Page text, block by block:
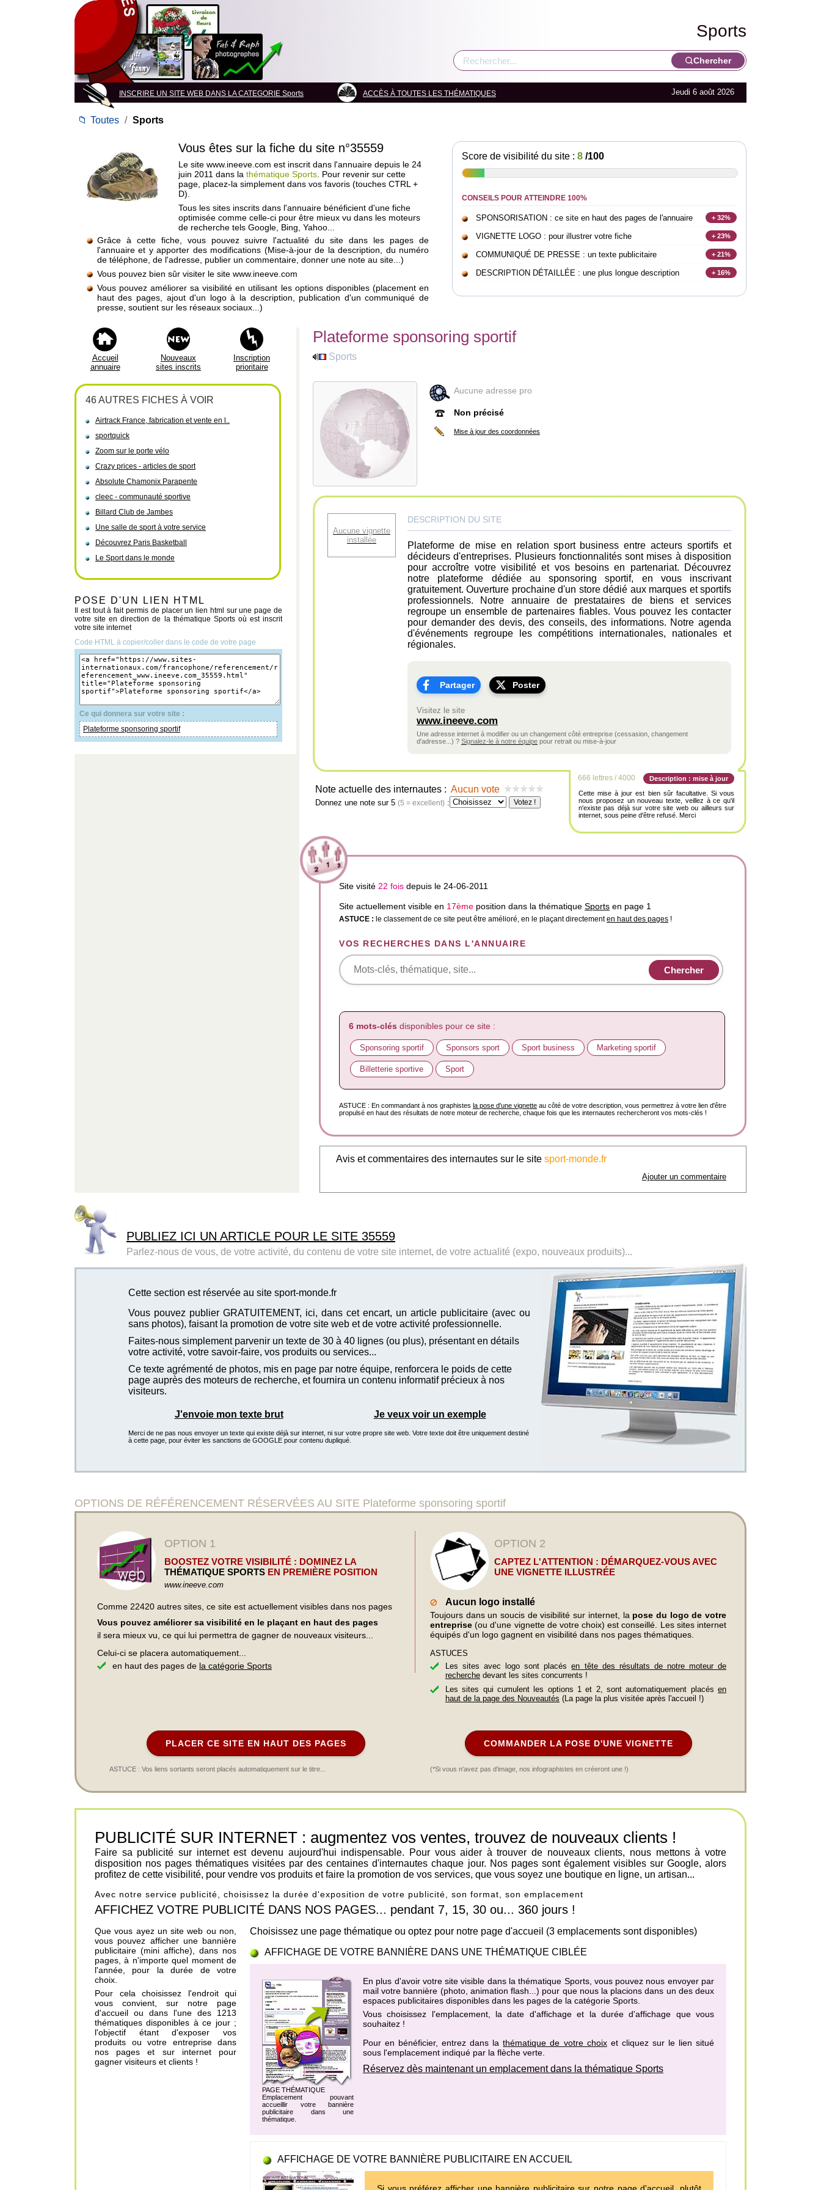
Sports
Chercher
INSCRIRE UN SITE WEB DANS LA CATEGORIE Sports ACCÈS À TOUTES LES THÉMATIQUES Jeudi 6 août 2026
📁 Toutes / Sports
Vous êtes sur la fiche du site n°35559
Le site www.ineeve.com est inscrit dans l'annuaire depuis le 24
juin 2011 dans la thématique Sports . Pour revenir sur cette
page, placez-la simplement dans vos favoris (touches CTRL +
D).
Tous les sites inscrits dans l'annuaire bénéficient d'une fiche
optimisée comme celle-ci pour être mieux vu dans les moteurs
de recherche tels Google, Bing, Yahoo...
Grâce à cette fiche, vous pouvez suivre l'actualité du site dans les pages de
l'annuaire et y apporter des modifications (Mise-à-jour de la description, du numéro
de téléphone, de l'adresse, publier un commentaire, donner une note au site...)
Vous pouvez bien sûr visiter le site www.ineeve.com
Vous pouvez améliorer sa visibilité en utilisant les options disponibles (placement en
haut des pages, ajout d'un logo à la description, publication d'un communiqué de
presse, soutient sur les réseaux sociaux...)
Score de visibilité du site : 8 /100
CONSEILS POUR ATTEINDRE 100%
SPONSORISATION : ce site en haut des pages de l'annuaire + 32%
VIGNETTE LOGO : pour illustrer votre fiche + 23%
COMMUNIQUÉ DE PRESSE : un texte publicitaire + 21%
DESCRIPTION DÉTAILLÉE : une plus longue description + 16%
Accueil
annuaire
Nouveaux
sites inscrits
Inscription
prioritaire
46 AUTRES FICHES À VOIR
Airtrack France, fabrication et vente en l..
sportquick
Zoom sur le porte vélo
Crazy prices - articles de sport
Absolute Chamonix Parapente
cleec - communauté sportive
Billard Club de Jambes
Une salle de sport à votre service
Découvrez Paris Basketball
Le Sport dans le monde
POSE D'UN LIEN HTML
Il est tout à fait permis de placer un lien html sur une page de
votre site en direction de la thématique Sports où est inscrit
votre site internet
Code HTML à copier/coller dans le code de votre page
Ce qui donnera sur votre site :
Plateforme sponsoring sportif
Plateforme sponsoring sportif
Sports
Aucune adresse pro
Non précisé
Mise à jour des coordonnées
Aucune vignette
installée
DESCRIPTION DU SITE
Plateforme de mise en relation sport business entre acteurs sportifs et
décideurs d'entreprises. Plusieurs fonctionnalités sont mises à disposition
pour accroître votre visibilité et vos besoins en partenariat. Découvrez
notre plateforme dédiée au sponsoring sportif, en vous inscrivant
gratuitement. Ouverture prochaine d'un store dédié aux marques et sportifs
professionnels. Notre annuaire de prestataires de biens et services
regroupe un ensemble de partenaires fiables. Vous pouvez les contacter
pour demander des devis, des conseils, des informations. Notre agenda
d'événements regroupe les compétitions internationales, nationales et
régionales.
Partager Poster
Visitez le site
www.ineeve.com
Une adresse internet à modifier ou un changement côté entreprise (cessasion, changement
d'adresse...) ? Signalez-le à notre équipe pour retrait ou mise-à-jour
Note actuelle des internautes : Aucun vote
Donnez une note sur 5 (5 = excellent) :
666 lettres / 4000
Description : mise à jour
Cette mise à jour est bien sûr facultative. Si vous
nous proposez un nouveau texte, veillez à ce qu'il
n'existe pas déjà sur votre site web ou ailleurs sur
internet, sous peine d'être refusé. Merci
Site visité 22 fois depuis le 24-06-2011
Site actuellement visible en 17ème position dans la thématique Sports en page 1
ASTUCE : le classement de ce site peut être amélioré, en le plaçant directementen haut des pages !
VOS RECHERCHES DANS L'ANNUAIRE
6 mots-clés disponibles pour ce site :
Sponsoring sportif Sponsors sport Sport business Marketing sportif
Billetterie sportive Sport
ASTUCE : En commandant à nos graphistes la pose d'une vignette au côté de votre description, vous permettrez à votre lien d'être
propulsé en haut des résultats de notre moteur de recherche, chaque fois que les internautes rechercheront vos mots-clés !
Avis et commentaires des internautes sur le site sport-monde.fr
Ajouter un commentaire
PUBLIEZ ICI UN ARTICLE POUR LE SITE 35559
Parlez-nous de vous, de votre activité, du contenu de votre site internet, de votre actualité (expo, nouveaux produits)...
Cette section est réservée au site sport-monde.fr
Vous pouvez publier GRATUITEMENT, ici, dans cet encart, un article publicitaire (avec ou
sans photos), faisant la promotion de votre site web et de votre activité professionnelle.
Faites-nous simplement parvenir un texte de 30 à 40 lignes (ou plus), présentant en détails
votre activité, votre savoir-faire, vos produits ou services...
Ce texte agrémenté de photos, mis en page par notre équipe, renforcera le poids de cette
page auprès des moteurs de recherche, et fournira un contenu informatif précieux à nos
visiteurs.
J'envoie mon texte brut Je veux voir un exemple
Merci de ne pas nous envoyer un texte qui existe déjà sur internet, ni sur votre propre site web. Votre texte doit être uniquement destiné
à cette page, pour éviter les sanctions de GOOGLE pour contenu dupliqué.
OPTIONS DE RÉFÉRENCEMENT RÉSERVÉES AU SITE Plateforme sponsoring sportif
OPTION 1
BOOSTEZ VOTRE VISIBILITÉ : DOMINEZ LA
THÉMATIQUE SPORTS EN PREMIÈRE POSITION
www.ineeve.com
Comme 22420 autres sites, ce site est actuellement visibles dans nos pages
Vous pouvez améliorer sa visibilité en le plaçant en haut des pages
il sera mieux vu, ce qui lui permettra de gagner de nouveaux visiteurs...
Celui-ci se placera automatiquement...
en haut des pages de la catégorie Sports
OPTION 2
CAPTEZ L'ATTENTION : DÉMARQUEZ-VOUS AVEC
UNE VIGNETTE ILLUSTRÉE
Aucun logo installé
Toujours dans un soucis de visibilité sur internet, la pose du logo de votre
entreprise (ou d'une vignette de votre choix) est conseillé. Les sites internet
équipés d'un logo gagnent en visibilité dans nos pages thématiques.
ASTUCES
Les sites avec logo sont placésen tête des résultats de notre moteur de
recherche devant les sites concurrents !
Les sites qui cumulent les options 1 et 2, sont automatiquement placés en
haut de la page des Nouveautés (La page la plus visitée après l'accueil !)
PLACER CE SITE EN HAUT DES PAGES
ASTUCE : Vos liens sortants seront placés automatiquement sur le titre...
COMMANDER LA POSE D'UNE VIGNETTE
(*Si vous n'avez pas d'image, nos infographistes en créeront une !)
PUBLICITÉ SUR INTERNET : augmentez vos ventes, trouvez de nouveaux clients !
Faire sa publicité sur internet est devenu aujourd'hui indispensable. Pour vous aider à trouver de nouveaux clients, nous mettons à votre
disposition nos pages thématiques visitées par des centaines d'internautes chaque jour. Nos pages sont également visibles sur Google, alors
profitez de cette visibilité, pour vendre vos produits et faire la promotion de vos services, que vous soyez une boutique en ligne, un artisan...
Avec notre service publicité, choisissez la durée d'exposition de votre publicité, son format, son emplacement
AFFICHEZ VOTRE PUBLICITÉ DANS NOS PAGES... pendant 7, 15, 30 ou... 360 jours !
Que vous ayez un site web ou non,
vous pouvez afficher une bannière
publicitaire (mini affiche), dans nos
pages, à n'importe quel moment de
l'année, pour la durée de votre
choix.
Pour cela choisissez l'endroit qui
vous convient, sur notre page
d'accueil ou dans l'une des 1213
thématiques disponibles à ce jour ;
l'objectif étant d'exposer vos
produits ou votre entreprise dans
nos pages et sur internet pour
gagner visiteurs et clients !
Choisissez une page thématique ou optez pour notre page d'accueil (3 emplacements sont disponibles)
AFFICHAGE DE VOTRE BANNIÈRE DANS UNE THÉMATIQUE CIBLÉE
PAGE THÉMATIQUE
Emplacement pouvant
accueillir votre bannière
publicitaire dans une
thématique.
En plus d'avoir votre site visible dans la thématique Sports, vous pouvez nous envoyer par
mail votre bannière (photo, animation flash...) pour que nous la placions dans un des deux
espaces publicitaires disponibles dans les pages de la catégorie Sports
Vous choisissez l'emplacement, la date d'affichage et la durée d'affichage que vous
souhaitez !
Pour en bénéficier, entrez dans lathématique de votre choixet cliquez sur le lien situé
sous l'emplacement indiqué par la flèche verte.
Réservez dès maintenant un emplacement dans la thématique Sports
AFFICHAGE DE VOTRE BANNIÈRE PUBLICITAIRE EN ACCUEIL